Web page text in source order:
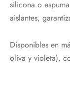
silicona o
aislantes,
Disponibles en
oliva y violeta),